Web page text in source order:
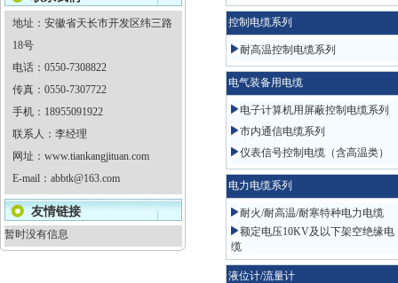
地址：安徽省天长市开发区纬三路
18号
电话：0550-7308822
传真：0550-7307722
手机：18955091922
联系人：李经理
网址： www.tiankangjituan.com
E-mail： abbtk@163.com
友情链接
暂时没有信息
控制电缆系列
耐高温控制电缆系列
电气装备用电缆
电子计算机用屏蔽控制电缆系列
市内通信电缆系列
仪表信号控制电缆（含高温类）
电力电缆系列
耐火/耐高温/耐寒特种电力电缆
额定电压10KV及以下架空绝缘电
缆
液位计/流量计